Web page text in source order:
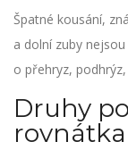
Špatné kousání,
a dolní zuby
o přehryz,
Druhy